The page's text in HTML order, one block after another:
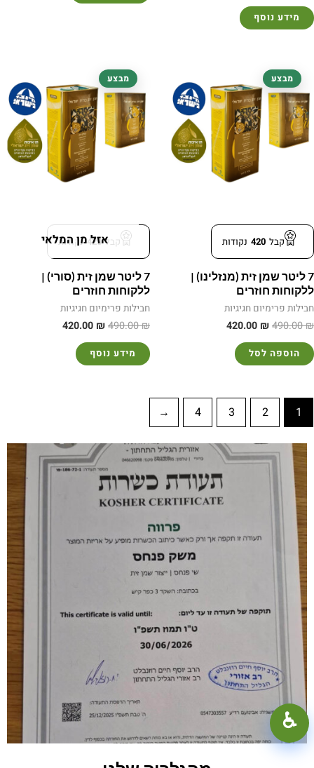
מידע נוסף
קבל 420 נקודות
מבצע
7 ליטר שמן זית (מנזלינו) |
ללקוחות חוזרים
חבילות פרימיום חגיגיות
490.00₪
המחיר
המקורי
היה:
490.00 ₪.
420.00 ₪
הוא:
420.00 ₪.
הוספה לסל
אזל מן המלאיקבל 420 נקודות
מבצע
7 ליטר שמן זית (סורי) |
ללקוחות חוזרים
חבילות פרימיום חגיגיות
490.00₪
המחיר
המקורי
היה:
490.00 ₪.
420.00 ₪
הוא:
420.00 ₪.
מידע נוסף
1
2
3
4
←
−
+
♿︎